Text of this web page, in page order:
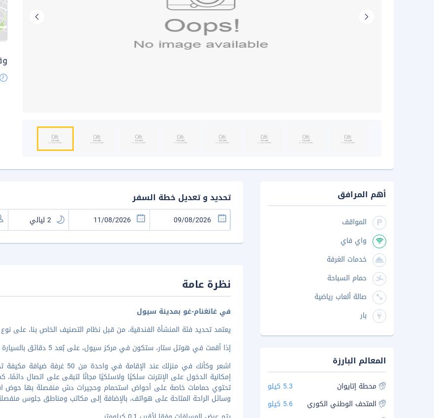
تحديد و تعديل خطة السفر
نظرة عامة
في غانغنام-غو بمدينة سيول
يعتمد تحديد فئة المنشأة الفندقية، من قبل نظام التصنيف الخاص بنا، على
إذا أقمت في هوتل ستار، ستكون في مركز سيول، على بُعد 5 دقائق بالسيارة عن مركز المؤتمرات والمعارض كويكس COEX
اشعر وكأنك في منزلك عند
إمكانية الدخول على الإنترنت سلكيًا ولاسلكيًا مجانًا لتبقى على اتصال
تحتوي حمامات خاصة على أحواض استحمام وحجيرات دش منفصلة بها حوض
وسائل الراحة المتاحة على هواتف، بالإضافة إلى مكاتب ومناطق جلوس
أهم المرافق
المواقف
واي فاي
خدمات الغرفة
حمام السباحة
صالة ألعاب رياضية
بار
المعالم البارزة
محطة إتايوان
5.3 كيلو
المتحف الوطني الكوري
5.6 كيلو